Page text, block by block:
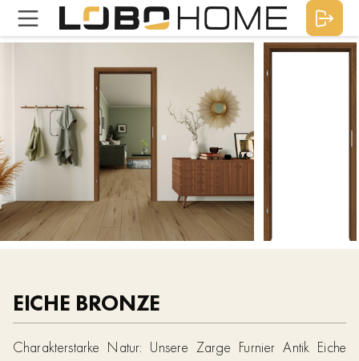
EICHE BRONZE
Charakterstarke Natur: Unsere Zarge Furnier Antik Eiche